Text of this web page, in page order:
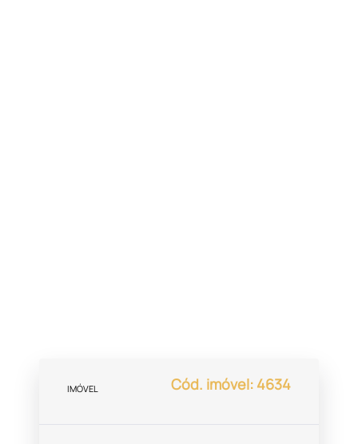
IMÓVEL Cód. imóvel: 4634